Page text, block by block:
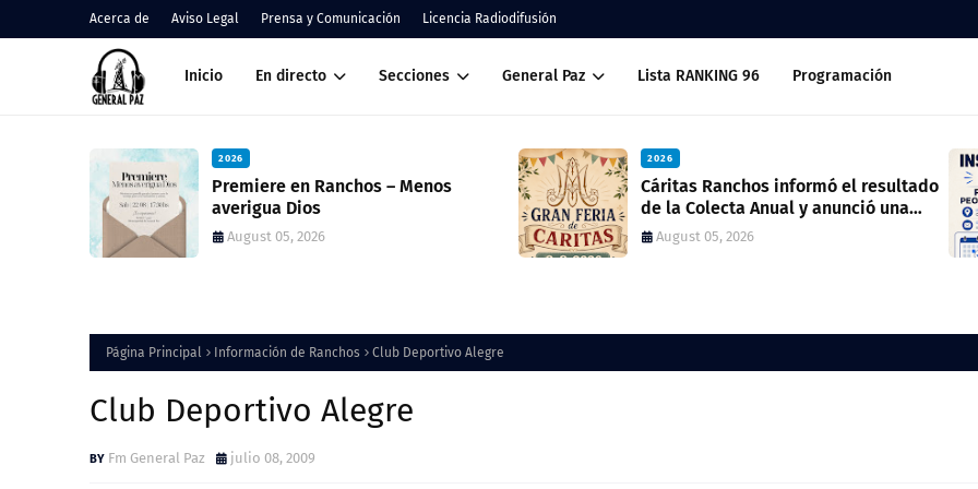
Acerca de Aviso Legal Prensa y Comunicación Licencia Radiodifusión
Inicio En directo Secciones General Paz Lista RANKING 96 Programación
Ranchos – Menos
Cáritas Ranchos informó el resultado
de la Colecta Anual y anunció una
Inscripción 2027 Porteros y Peones de
Cocina
Página Principal Información de Ranchos Club Deportivo Alegre
Club Deportivo Alegre
Fm General Paz julio 08, 2009